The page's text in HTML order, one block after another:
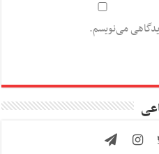
می‌نویسم.